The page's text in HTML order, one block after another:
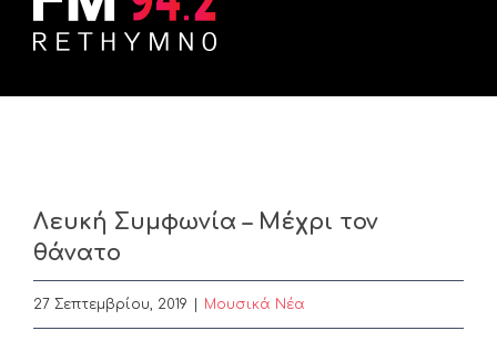
Λευκή Συμφωνία – Μέχρι τον
θάνατο
27 Σεπτεμβρίου, 2019 Μουσικά Νέα